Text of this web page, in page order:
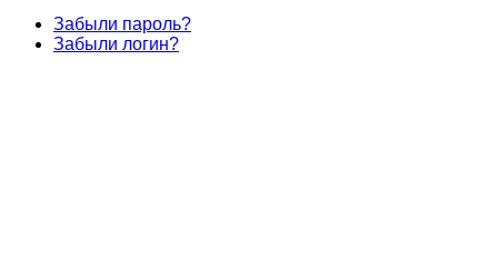
Забыли пароль?
Забыли логин?